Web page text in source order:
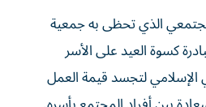
الذي تحظى به جمعية
كسوة العيد على الأسر
لتجسد قيمة العمل